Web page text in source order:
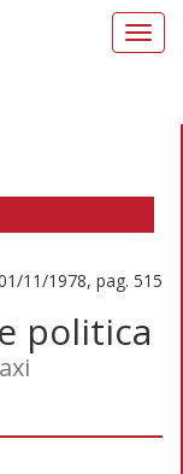
11/1978, pag. 515
politica